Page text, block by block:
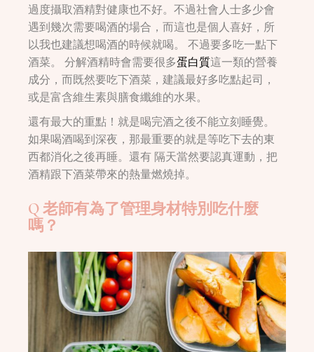
過度攝取酒精對健康也不好。不過社會人士多少會
遇到幾次需要喝酒的場合，而這也是個人喜好，所
以我也建議想喝酒的時候就喝。 不過要多吃一點下
酒菜。 分解酒精時會需要很多蛋白質這一類的營養
成分，而既然要吃下酒菜，建議最好多吃點起司，
或是富含維生素與膳食纖維的水果。
還有最大的重點！就是喝完酒之後不能立刻睡覺。
如果喝酒喝到深夜，那最重要的就是等吃下去的東
西都消化之後再睡。還有 隔天當然要認真運動，把
酒精跟下酒菜帶來的熱量燃燒掉。
Q 老師有為了管理身材特別吃什麼
嗎？